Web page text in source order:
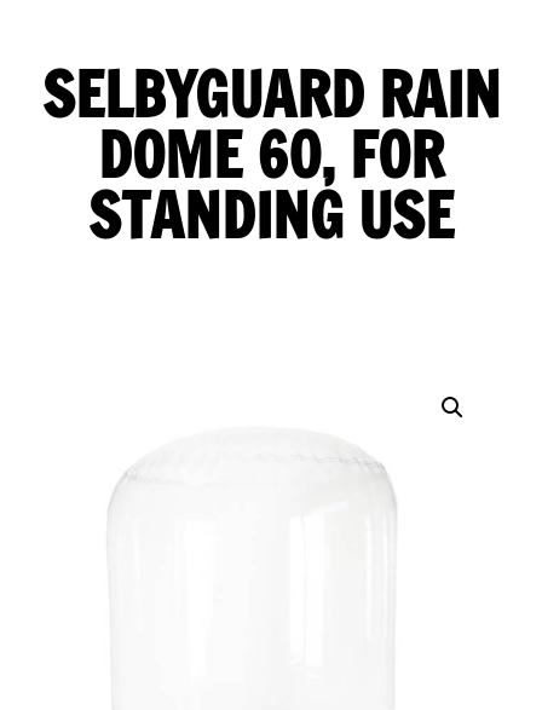
SELBYGUARD RAIN
DOME 60, FOR
STANDING USE